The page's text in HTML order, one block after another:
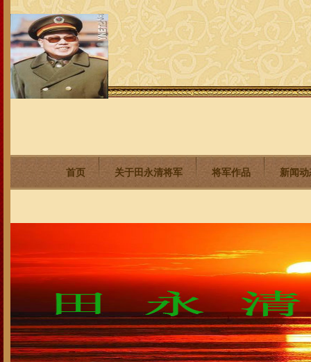
首页 关于田永清将军 将军作品 新闻动